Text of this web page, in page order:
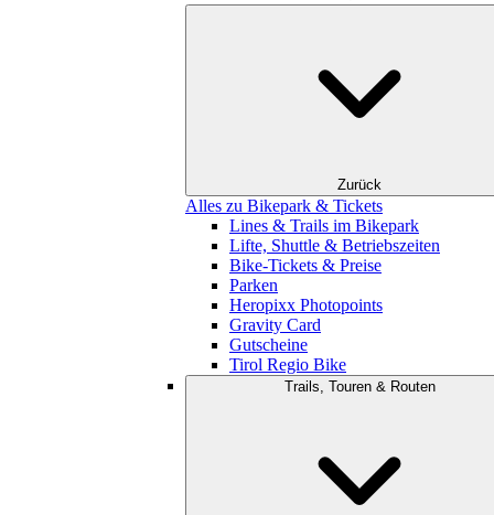
Zurück
Alles zu Bikepark & Tickets
Lines & Trails im Bikepark
Lifte, Shuttle & Betriebszeiten
Bike-Tickets & Preise
Parken
Heropixx Photopoints
Gravity Card
Gutscheine
Tirol Regio Bike
Trails, Touren & Routen